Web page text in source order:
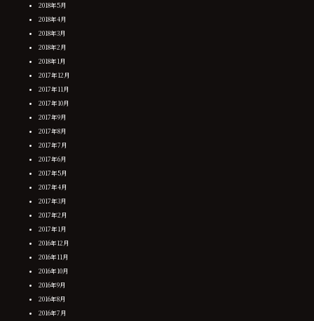
2018年5月
2018年4月
2018年3月
2018年2月
2018年1月
2017年12月
2017年11月
2017年10月
2017年9月
2017年8月
2017年7月
2017年6月
2017年5月
2017年4月
2017年3月
2017年2月
2017年1月
2016年12月
2016年11月
2016年10月
2016年9月
2016年8月
2016年7月